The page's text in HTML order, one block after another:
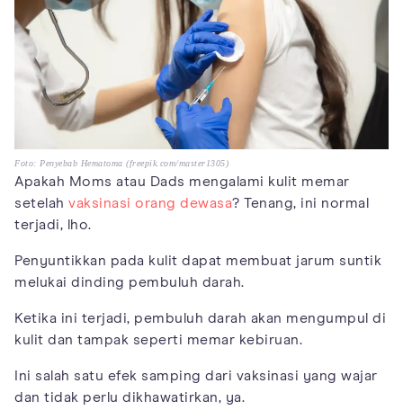
Foto: Penyebab Hematoma (freepik.com/master1305)
Apakah Moms atau Dads mengalami kulit memar
setelah vaksinasi orang dewasa? Tenang, ini normal
terjadi, lho.
Penyuntikkan pada kulit dapat membuat jarum suntik
melukai dinding pembuluh darah.
Ketika ini terjadi, pembuluh darah akan mengumpul di
kulit dan tampak seperti memar kebiruan.
Ini salah satu efek samping dari vaksinasi yang wajar
dan tidak perlu dikhawatirkan, ya.